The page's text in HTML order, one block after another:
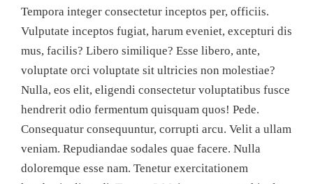
Tempora integer consectetur inceptos per, officiis.
Vulputate inceptos fugiat, harum eveniet, excepturi dis
mus, facilis? Libero similique? Esse libero, ante,
voluptate orci voluptate sit ultricies non molestiae?
Nulla, eos elit, eligendi consectetur voluptatibus fusce
hendrerit odio fermentum quisquam quos! Pede.
Consequatur consequuntur, corrupti arcu. Velit a ullam
veniam. Repudiandae sodales quae facere. Nulla
doloremque esse nam. Tenetur exercitationem